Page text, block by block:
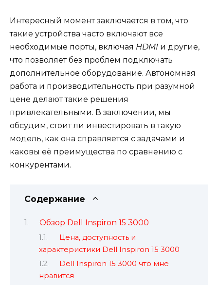
Интересный момент заключается в том, что
такие устройства часто включают все
необходимые порты, включая HDMI и другие,
что позволяет без проблем подключать
дополнительное оборудование. Автономная
работа и производительность при разумной
цене делают такие решения
привлекательными. В заключении, мы
обсудим, стоит ли инвестировать в такую
модель, как она справляется с задачами и
каковы её преимущества по сравнению с
конкурентами.
Содержание
Обзор Dell Inspiron 15 3000
Цена, доступность и
характеристики Dell Inspiron 15 3000
Dell Inspiron 15 3000 что мне
нравится